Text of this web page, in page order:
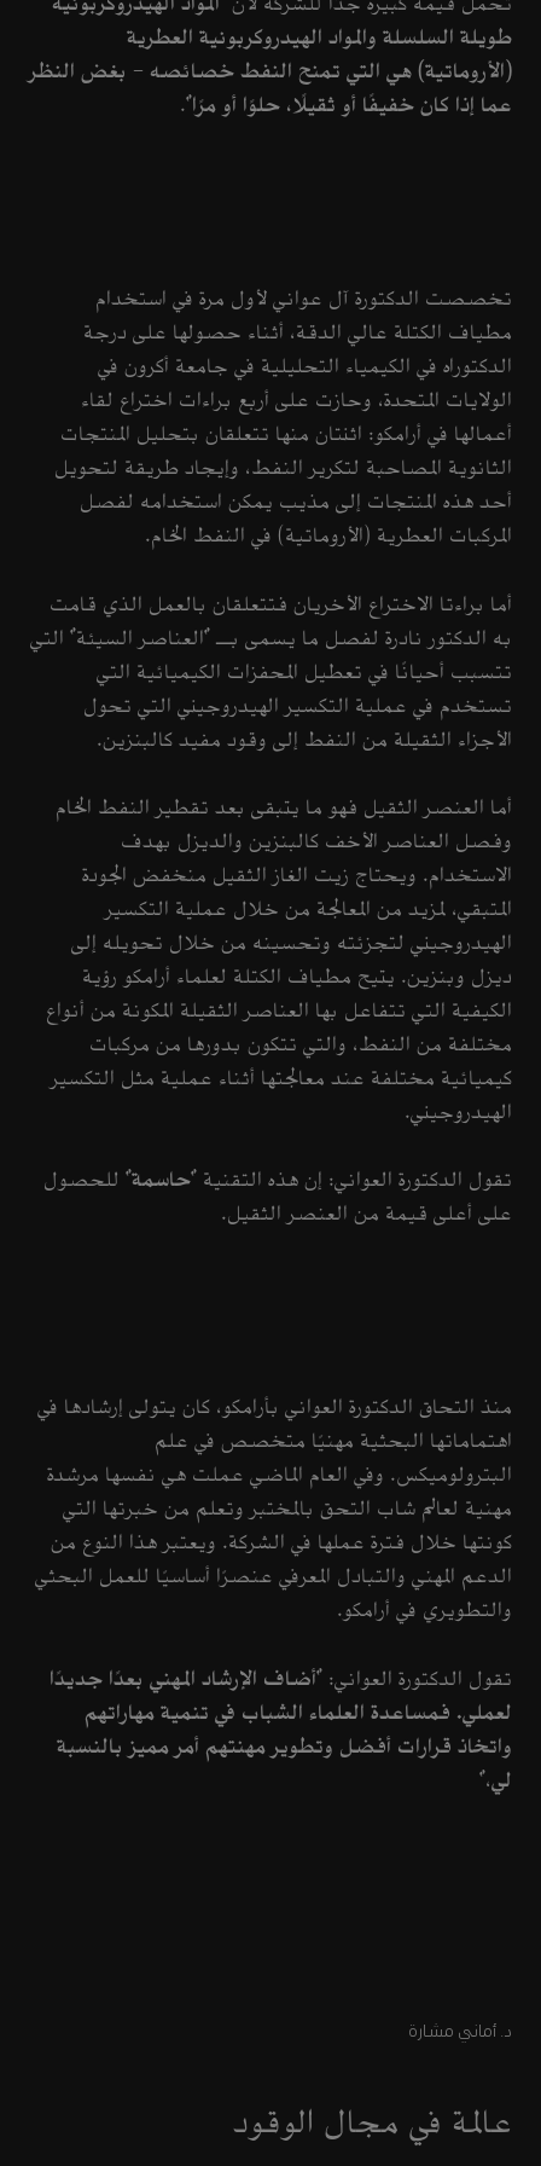
طويلة السلسلة والمواد الهيدروكربونية العطرية
(الأروماتية) هي التي تمنح النفط خصائصه - بغض النظر
عما إذا كان خفيفًا أو ثقيلًا، حلوًا أو مرًا".
تخصصت الدكتورة آل عواني لأول مرة في استخدام
مطياف الكتلة عالي الدقة، أثناء حصولها على درجة
الدكتوراه في الكيمياء التحليلية في جامعة أكرون في
الولايات المتحدة، وحازت على أربع براءات اختراع لقاء
أعمالها في أرامكو: اثنتان منها تتعلقان بتحليل المنتجات
الثانوية المصاحبة لتكرير النفط، وإيجاد طريقة لتحويل
أحد هذه المنتجات إلى مذيب يمكن استخدامه لفصل
المركبات العطرية (الأروماتية) في النفط الخام.
أما براءتا الاختراع الأخريان فتتعلقان بالعمل الذي قامت
به الدكتور نادرة لفصل ما يسمى بـ "العناصر السيئة" التي
تتسبب أحيانًا في تعطيل المحفزات الكيميائية التي
تستخدم في عملية التكسير الهيدروجيني التي تحول
الأجزاء الثقيلة من النفط إلى وقود مفيد كالبنزين.
أما العنصر الثقيل فهو ما يتبقى بعد تقطير النفط الخام
وفصل العناصر الأخف كالبنزين والديزل بهدف
الاستخدام. ويحتاج زيت الغاز الثقيل منخفض الجودة
المتبقي، لمزيد من المعالجة من خلال عملية التكسير
الهيدروجيني لتجزئته وتحسينه من خلال تحويله إلى
ديزل وبنزين. يتيح مطياف الكتلة لعلماء أرامكو رؤية
الكيفية التي تتفاعل بها العناصر الثقيلة المكونة من أنواع
مختلفة من النفط، والتي تتكون بدورها من مركبات
كيميائية مختلفة عند معالجتها أثناء عملية مثل التكسير
الهيدروجيني.
تقول الدكتورة العواني: إن هذه التقنية "حاسمة" للحصول
على أعلى قيمة من العنصر الثقيل.
منذ التحاق الدكتورة العواني بأرامكو، كان يتولى إرشادها في
اهتماماتها البحثية مهنيًا متخصص في علم
البترولوميكس. وفي العام الماضي عملت هي نفسها مرشدة
مهنية لعالم شاب التحق بالمختبر وتعلم من خبرتها التي
كونتها خلال فترة عملها في الشركة. ويعتبر هذا النوع من
الدعم المهني والتبادل المعرفي عنصرًا أساسيًا للعمل البحثي
والتطويري في أرامكو.
تقول الدكتورة العواني: "أضاف الإرشاد المهني بعدًا جديدًا
لعملي. فمساعدة العلماء الشباب في تنمية مهاراتهم
واتخاذ قرارات أفضل وتطوير مهنتهم أمر مميز بالنسبة
لي،"
د. أماني مشارة
عالمة في مجال الوقود